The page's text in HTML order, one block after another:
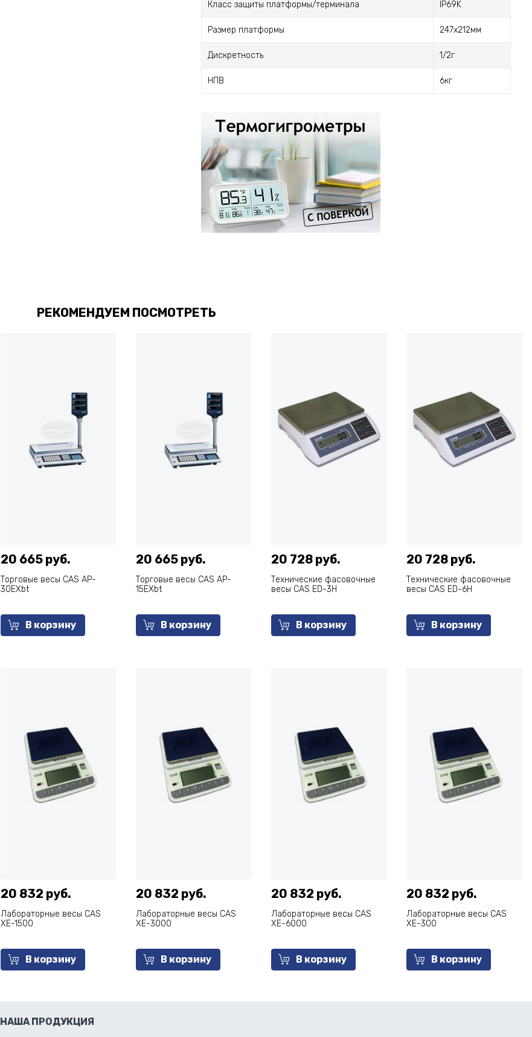
Класс защиты платформы/терминала IP69K
Размер платформы 247x212мм
Дискретность 1/2г
НПВ 6кг
РЕКОМЕНДУЕМ ПОСМОТРЕТЬ
20 665 руб.
Торговые весы CAS AP-
30EXbt
В корзину
20 665 руб.
Торговые весы CAS AP-
15EXbt
В корзину
20 728 руб.
Технические фасовочные
весы CAS ED-3H
В корзину
20 728 руб.
Технические фасовочные
весы CAS ED-6H
В корзину
20 832 руб.
Лабораторные весы CAS
XE-1500
В корзину
20 832 руб.
Лабораторные весы CAS
XE-3000
В корзину
20 832 руб.
Лабораторные весы CAS
XE-6000
В корзину
20 832 руб.
Лабораторные весы CAS
XE-300
В корзину
НАША ПРОДУКЦИЯ